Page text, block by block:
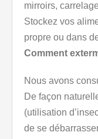
mirroirs,
Stockez vos
propre ou dans
Comment
Nous avons
De façon
(utilisation
de se